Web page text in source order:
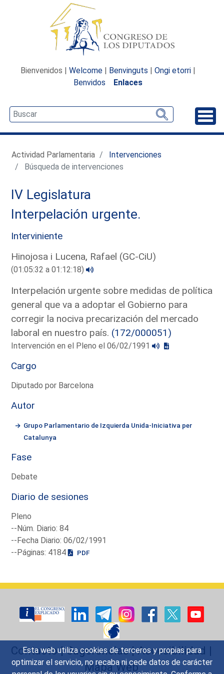
Esta web utiliza cookies de terceros y propias para
optimizar el servicio, no recaba ni cede datos de carácter
Bienvenidos | Welcome | Benvinguts | Ongi etorri |
Benvidos
Enlaces
Actividad Parlamentaria
Intervenciones
Búsqueda de intervenciones
IV Legislatura
Interpelación urgente.
Interviniente
Hinojosa i Lucena, Rafael (GC-CiU)
(01:05:32 a 01:12:18)
Interpelación urgente sobre medidas de política
general que va a adoptar el Gobierno para
corregir la nociva precarización del mercado
laboral en nuestro país. (172/000051)
Intervención en el Pleno el 06/02/1991
Cargo
Diputado por Barcelona
Autor
Grupo Parlamentario de Izquierda Unida-Iniciativa per
Catalunya
Fase
Debate
Diario de sesiones
Pleno
--Núm. Diario: 84
--Fecha Diario: 06/02/1991
--Páginas: 4184
PDF
Contacto|Sugerencias|Accesibilidad |
Mapa Web